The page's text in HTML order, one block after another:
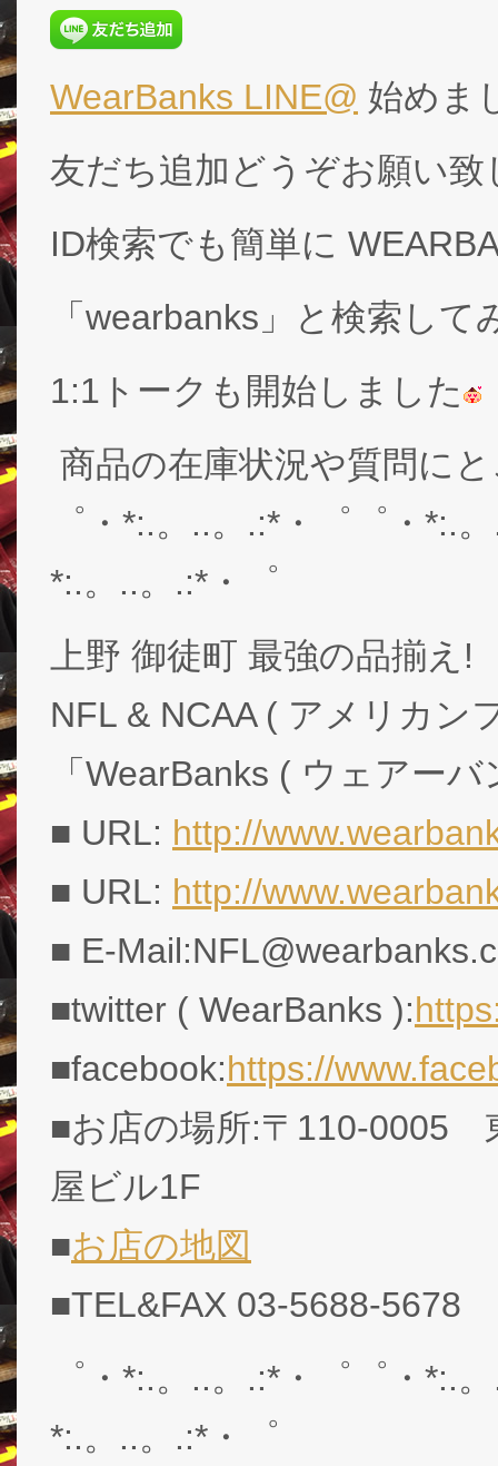
WearBanks LINE@ 始めま
友だち追加どうぞお願い致
ID検索でも簡単に
「wearbanks」と検索して
1:1トークも開始しました
商品の在庫状況や質問に
゜・*:.。..。.:*・゜゜・*:.
*:.。..。.:*・゜
上野 御徒町 最強の品揃え!
NFL & NCAA ( アメリカン
「WearBanks ( ウェアー
■ URL: http://
■ URL: http://
■ E-
■twitter ( WearBanks ):
■facebook:https://
■お店の場所:〒110-0005
屋ビル1F
■お店の地図
■TEL&FAX 03-5688-5678
゜・*:.。..。.:*・゜゜・*:.
*:.。..。.:*・゜